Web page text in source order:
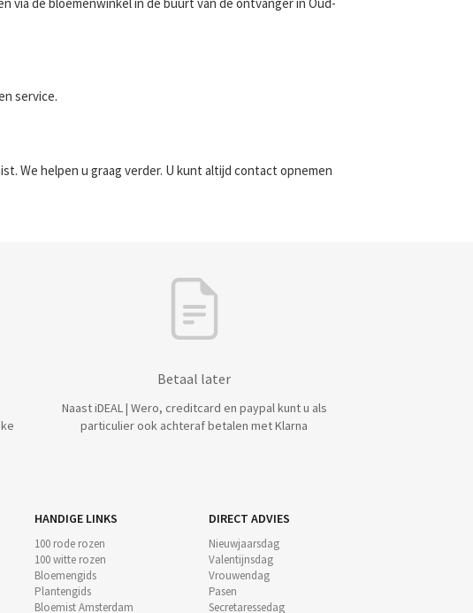
service.
We helpen u graag verder. U kunt altijd contact opnemen
Betaal later
Naast iDEAL | Wero, creditcard en paypal kunt u als
particulier ook achteraf betalen met Klarna
HANDIGE LINKS
100 rode rozen
100 witte rozen
Bloemengids
Plantengids
Bloemist Amsterdam
DIRECT ADVIES
Nieuwjaarsdag
Valentijnsdag
Vrouwendag
Pasen
Secretaressedag